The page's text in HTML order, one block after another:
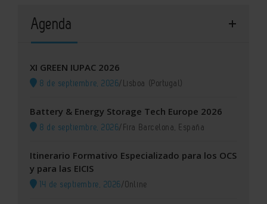
Agenda
XI GREEN IUPAC 2026
8 de septiembre, 2026/Lisboa (Portugal)
Battery & Energy Storage Tech Europe 2026
8 de septiembre, 2026/Fira Barcelona, España
Itinerario Formativo Especializado para los OCS
y para las EICIS
14 de septiembre, 2026/Online